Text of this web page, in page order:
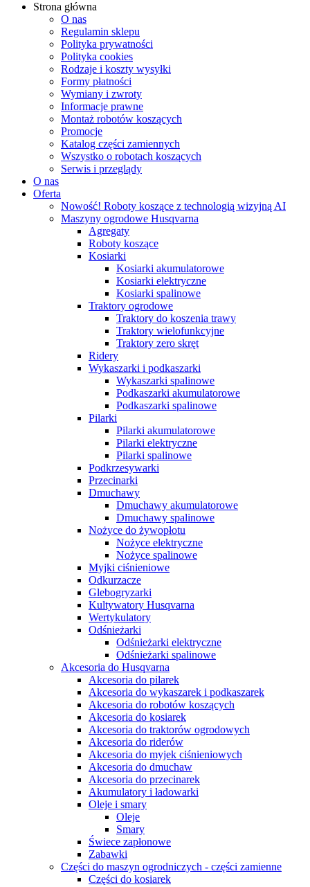
Strona główna
O nas
Regulamin sklepu
Polityka prywatności
Polityka cookies
Rodzaje i koszty wysyłki
Formy płatności
Wymiany i zwroty
Informacje prawne
Montaż robotów koszących
Promocje
Katalog części zamiennych
Wszystko o robotach koszących
Serwis i przeglądy
O nas
Oferta
Nowość! Roboty koszące z technologią wizyjną AI
Maszyny ogrodowe Husqvarna
Agregaty
Roboty koszące
Kosiarki
Kosiarki akumulatorowe
Kosiarki elektryczne
Kosiarki spalinowe
Traktory ogrodowe
Traktory do koszenia trawy
Traktory wielofunkcyjne
Traktory zero skręt
Ridery
Wykaszarki i podkaszarki
Wykaszarki spalinowe
Podkaszarki akumulatorowe
Podkaszarki spalinowe
Pilarki
Pilarki akumulatorowe
Pilarki elektryczne
Pilarki spalinowe
Podkrzesywarki
Przecinarki
Dmuchawy
Dmuchawy akumulatorowe
Dmuchawy spalinowe
Nożyce do żywopłotu
Nożyce elektryczne
Nożyce spalinowe
Myjki ciśnieniowe
Odkurzacze
Glebogryzarki
Kultywatory Husqvarna
Wertykulatory
Odśnieżarki
Odśnieżarki elektryczne
Odśnieżarki spalinowe
Akcesoria do Husqvarna
Akcesoria do pilarek
Akcesoria do wykaszarek i podkaszarek
Akcesoria do robotów koszących
Akcesoria do kosiarek
Akcesoria do traktorów ogrodowych
Akcesoria do riderów
Akcesoria do myjek ciśnieniowych
Akcesoria do dmuchaw
Akcesoria do przecinarek
Akumulatory i ładowarki
Oleje i smary
Oleje
Smary
Świece zapłonowe
Zabawki
Części do maszyn ogrodniczych - części zamienne
Części do kosiarek